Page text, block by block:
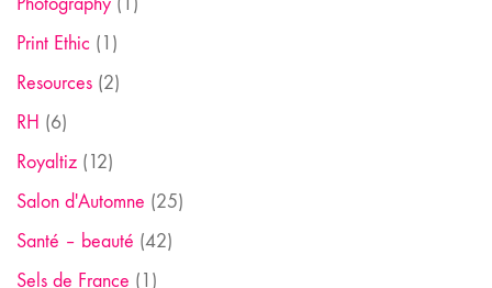
Print Ethic (1)
Resources (2)
RH (6)
Royaltiz (12)
Salon d'Automne (25)
Santé – beauté (42)
Sels de France (1)